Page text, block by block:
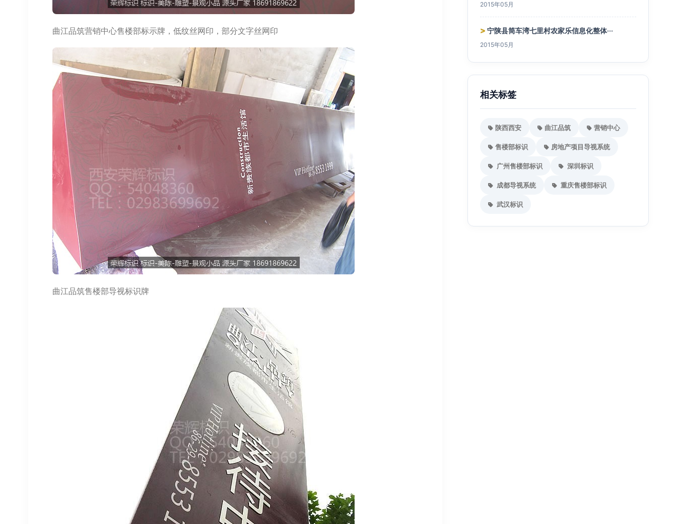
曲江品筑营销中心售楼部标示牌，低纹丝网印，部分文字丝网印
曲江品筑售楼部导视标识牌
2015年05月
> 宁陕县筒车湾七里村农家乐信息化整体···
2015年05月
相关标签
陕西西安 曲江品筑 营销中心
售楼部标识 房地产项目导视系统
广州售楼部标识 深圳标识
成都导视系统 重庆售楼部标识
武汉标识